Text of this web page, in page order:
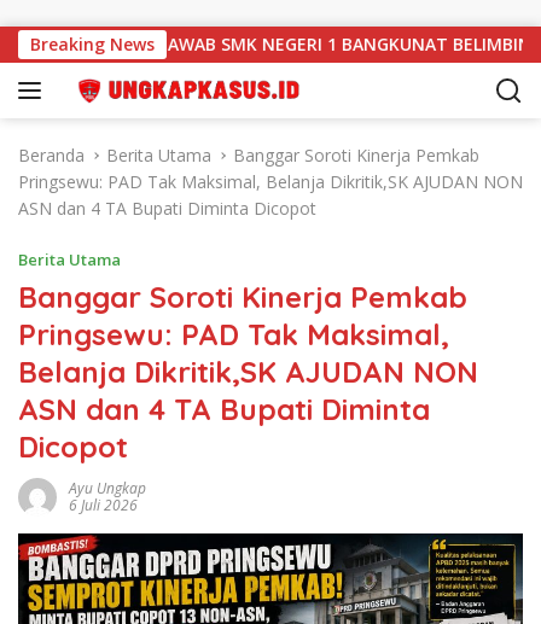
Breaking News
HAK JAWAB SMK NEGERI 1 BANGKUNAT BELIMBING TERKAIT
Beranda Berita Utama
Banggar Soroti Kinerja Pemkab
Pringsewu: PAD Tak Maksimal, Belanja Dikritik,SK AJUDAN NON
ASN dan 4 TA Bupati Diminta Dicopot
Berita Utama
Banggar Soroti Kinerja Pemkab
Pringsewu: PAD Tak Maksimal,
Belanja Dikritik,SK AJUDAN NON
ASN dan 4 TA Bupati Diminta
Dicopot
Ayu Ungkap
6 Juli 2026